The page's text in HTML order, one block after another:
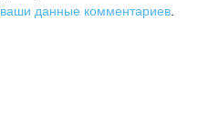
данные комментариев